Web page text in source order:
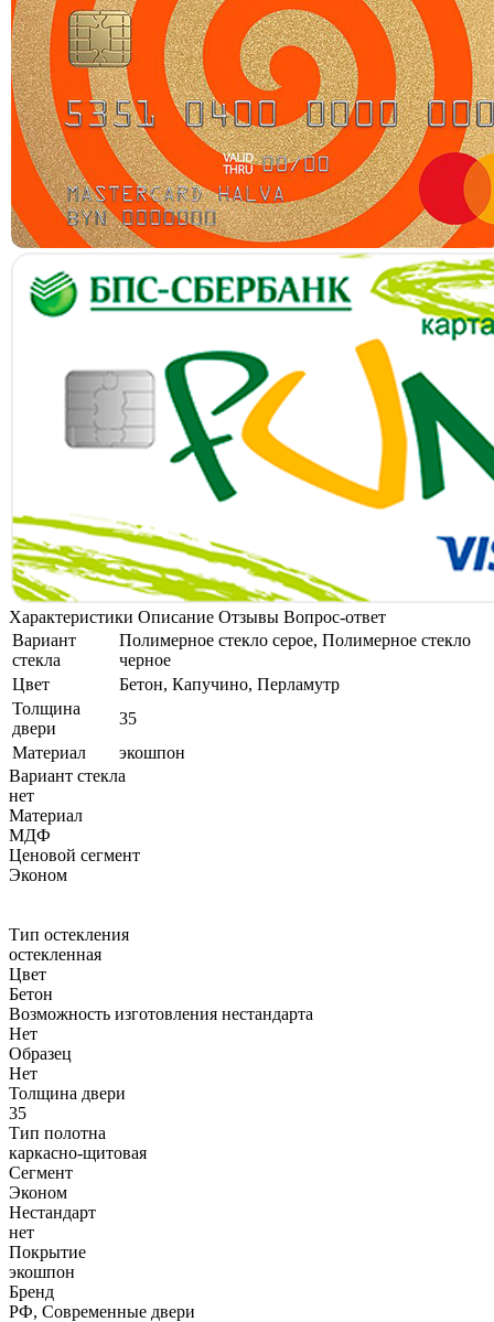
Характеристики Описание Отзывы Вопрос-ответ
Вариант
стекла
Полимерное стекло серое, Полимерное стекло
черное
Цвет
Бетон, Капучино, Перламутр
Толщина
двери
35
Материал
экошпон
Вариант стекла
нет
Материал
МДФ
Ценовой сегмент
Эконом
Тип остекления
остекленная
Цвет
Бетон
Возможность изготовления нестандарта
Нет
Образец
Нет
Толщина двери
35
Тип полотна
каркасно-щитовая
Сегмент
Эконом
Нестандарт
нет
Покрытие
экошпон
Бренд
РФ, Современные двери